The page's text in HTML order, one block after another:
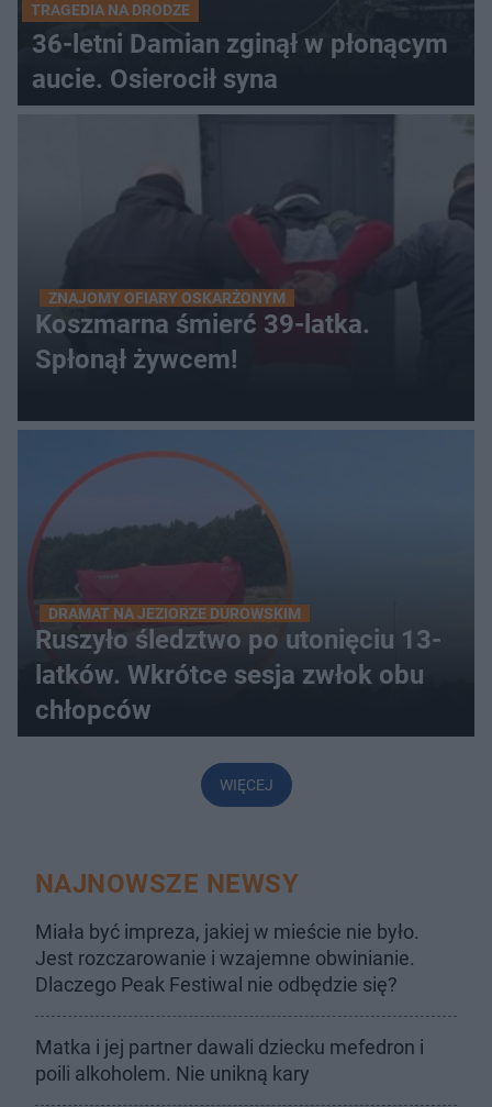
TRAGEDIA NA DRODZE
36-letni Damian zginął w płonącym
aucie. Osierocił syna
ZNAJOMY OFIARY OSKARŻONYM
Koszmarna śmierć 39-latka.
Spłonął żywcem!
DRAMAT NA JEZIORZE DUROWSKIM
Ruszyło śledztwo po utonięciu 13-
latków. Wkrótce sesja zwłok obu
chłopców
WIĘCEJ
NAJNOWSZE NEWSY
Miała być impreza, jakiej w mieście nie było.
Jest rozczarowanie i wzajemne obwinianie.
Dlaczego Peak Festiwal nie odbędzie się?
Matka i jej partner dawali dziecku mefedron i
poili alkoholem. Nie unikną kary